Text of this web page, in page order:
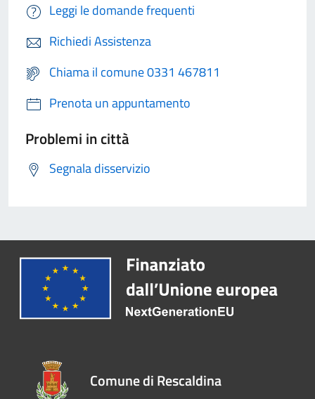
Leggi le domande frequenti
Richiedi Assistenza
Chiama il comune 0331 467811
Prenota un appuntamento
Problemi in città
Segnala disservizio
Comune di Rescaldina